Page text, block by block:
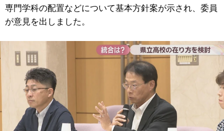
専門学科の配置などについて基本方針案が示され、委員
が意見を出しました。